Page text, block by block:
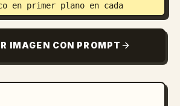
en primer plano en cada
de cocina paso a paso
, que incluye cebolla en
lento, arroz y guarnición.
IMAGEN CON PROMPT